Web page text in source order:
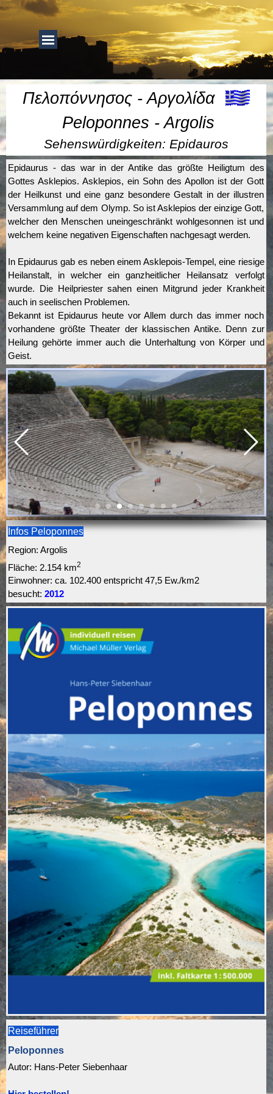
Direkt zum Seiteninhalt
Menü überspringen
Menü überspringen
Πελοπόννησος - Αργολίδα
Peloponnes - Argolis
Sehenswürdigkeiten: Epidauros
Epidaurus - das war in der Antike das größte Heiligtum des
Gottes Asklepios. Asklepios, ein Sohn des Apollon ist der Gott
der Heilkunst und eine ganz besondere Gestalt in der illustren
Versammlung auf dem Olymp. So ist Asklepios der einzige Gott,
welcher den Menschen uneingeschränkt wohlgesonnen ist und
welchem keine negativen Eigenschaften nachgesagt werden.
In Epidaurus gab es neben einem Asklepois-Tempel, eine riesige
Heilanstalt, in welcher ein ganzheitlicher Heilansatz verfolgt
wurde. Die Heilpriester sahen einen Mitgrund jeder Krankheit
auch in seelischen Problemen.
Bekannt ist Epidaurus heute vor Allem durch das immer noch
vorhandene größte Theater der klassischen Antike. Denn zur
Heilung gehörte immer auch die Unterhaltung von Körper und
Geist.
Infos Peloponnes
Region: Argolis
Fläche: 2.154 km2
Einwohner: ca. 102.400 entspricht 47,5 Ew./km2
besucht: 2012
Reiseführer
Peloponnes
Autor: Hans-Peter Siebenhaar